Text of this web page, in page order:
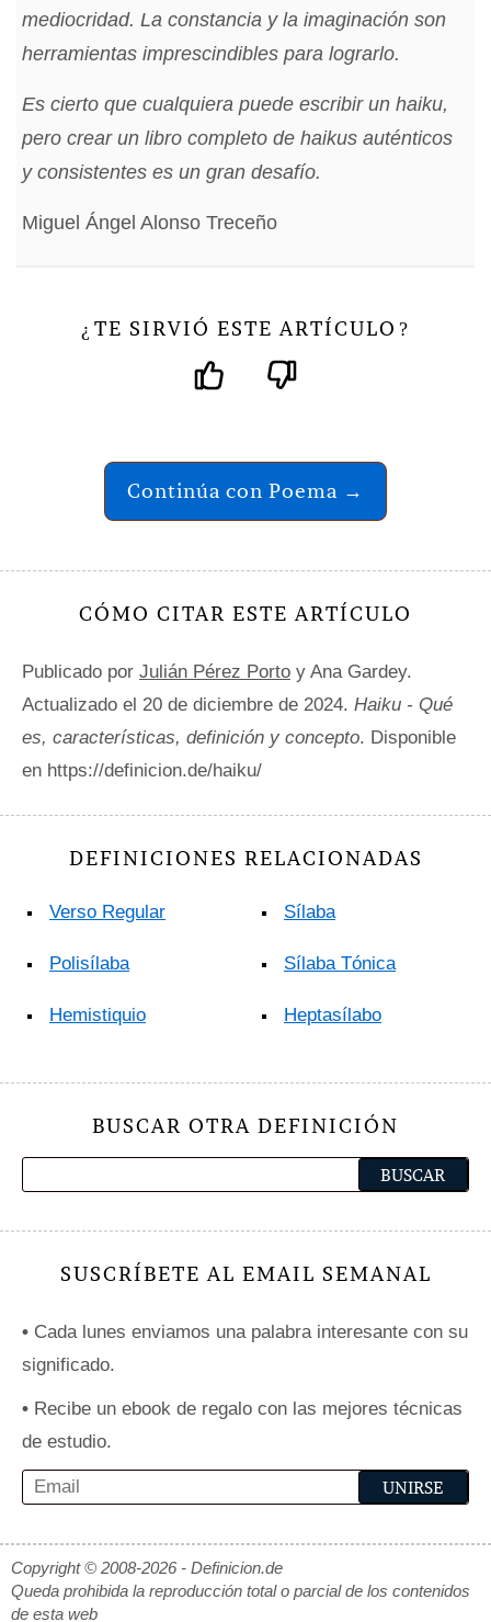
mediocridad. La constancia y la imaginación son
herramientas imprescindibles para lograrlo.
Es cierto que cualquiera puede escribir un haiku,
pero crear un libro completo de haikus auténticos
y consistentes es un gran desafío.
Miguel Ángel Alonso Treceño
¿ TE SIRVIÓ ESTE ARTÍCULO ?
Continúa con Poema →
CÓMO CITAR ESTE ARTÍCULO
Publicado por Julián Pérez Porto y Ana Gardey.
Actualizado el 20 de diciembre de 2024. Haiku - Qué
es, características, definición y concepto. Disponible
en https://definicion.de/haiku/
DEFINICIONES RELACIONADAS
Verso Regular
Polisílaba
Hemistiquio
Sílaba
Sílaba Tónica
Heptasílabo
BUSCAR OTRA DEFINICIÓN
SUSCRÍBETE AL EMAIL SEMANAL
• Cada lunes enviamos una palabra interesante con su
significado.
• Recibe un ebook de regalo con las mejores técnicas
de estudio.
Copyright © 2008-2026 - Definicion.de
Queda prohibida la reproducción total o parcial de los contenidos
de esta web